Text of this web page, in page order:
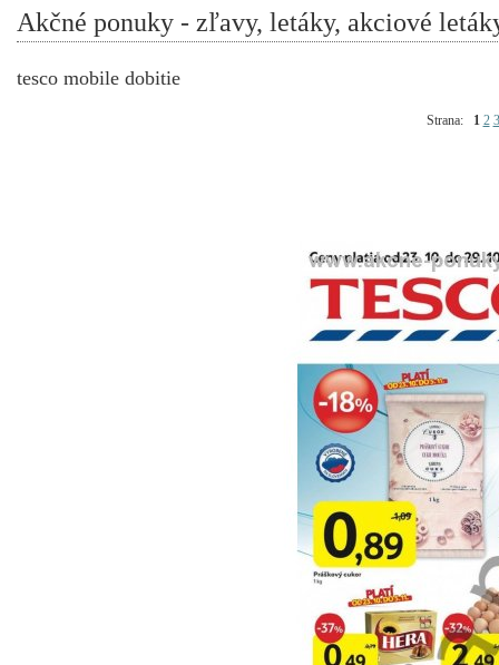
Akčné ponuky - zľavy, letáky, akciové
tesco mobile dobitie
Strana: 1 2 3